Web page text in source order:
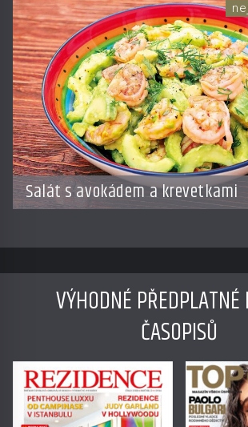
Salát s avokádem a krevetkami
VÝHODNÉ PŘEDPLATNÉ
ČASOPISŮ